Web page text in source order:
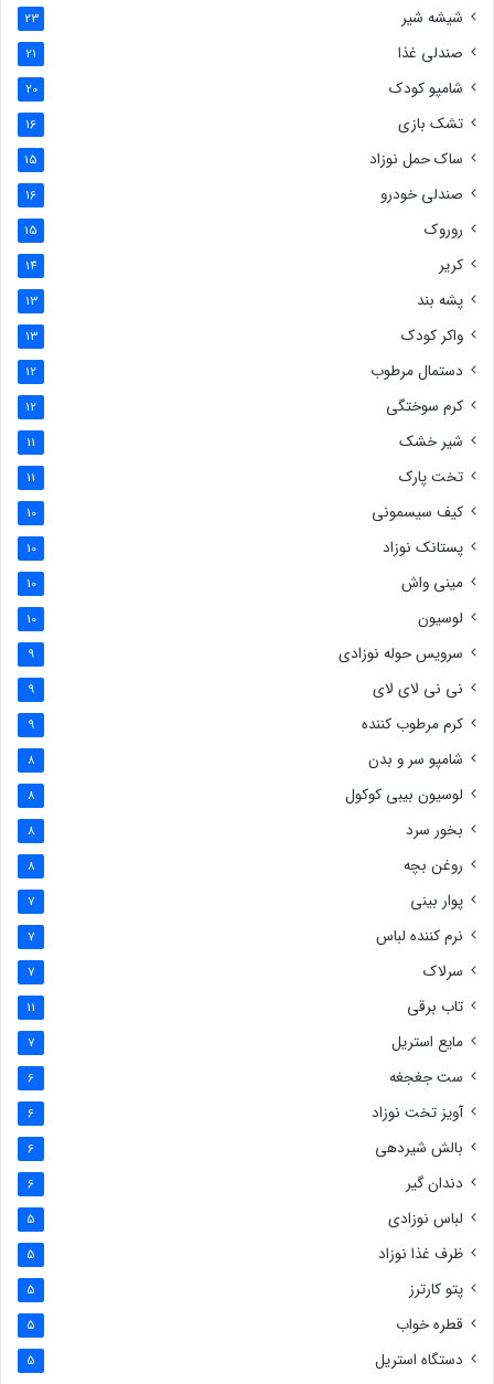
شیشه شیر 23
صندلی غذا 21
شامپو کودک 20
تشک بازی 16
ساک حمل نوزاد 15
صندلی خودرو 16
روروک 15
کریر 14
پشه بند 13
واکر کودک 13
دستمال مرطوب 12
کرم سوختگی 12
شیر خشک 11
تخت پارک 11
کیف سیسمونی 10
پستانک نوزاد 10
مینی واش 10
لوسیون 10
سرویس حوله نوزادی 9
نی نی لای لای 9
کرم مرطوب کننده 9
شامپو سر و بدن 8
لوسیون بیبی کوکول 8
بخور سرد 8
روغن بچه 8
پوار بینی 7
نرم کننده لباس 7
سرلاک 7
تاب برقی 11
مایع استریل 7
ست جغجغه 6
آویز تخت نوزاد 6
بالش شیردهی 6
دندان گیر 6
لباس نوزادی 5
ظرف غذا نوزاد 5
پتو کارترز 5
قطره خواب 5
دستگاه استریل 5